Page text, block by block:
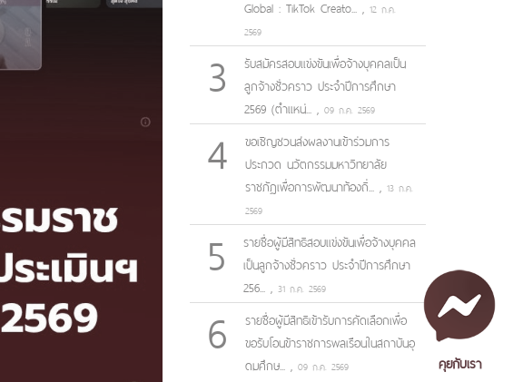
Global : TikTok Creato... , 12 ก.ค.
2569
3
รับสมัครสอบแข่งขันเพื่อจ้างบุคคลเป็น
ลูกจ้างชั่วคราว ประจำปีการศึกษา
2569 (ตำแหน่... , 09 ก.ค. 2569
4
ขอเชิญชวนส่งผลงานเข้าร่วมการ
ประกวด นวัตกรรมมหาวิทยาลัย
ราชภัฏเพื่อการพัฒนาท้องถิ่... , 13 ก.ค.
2569
5
รายชื่อผู้มีสิทธิสอบแข่งขันเพื่อจ้างบุคคล
เป็นลูกจ้างชั่วคราว ประจำปีการศึกษา
256... , 31 ก.ค. 2569
6
รายชื่อผู้มีสิทธิเข้ารับการคัดเลือกเพื่อ
ขอรับโอนข้าราชการพลเรือนในสถาบันอุ
ดมศึกษ... , 09 ก.ค. 2569 คุยกับเรา